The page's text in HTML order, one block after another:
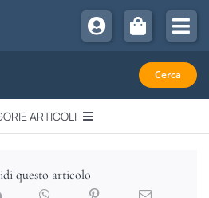
Cerca
ARTICOLI
questo articolo